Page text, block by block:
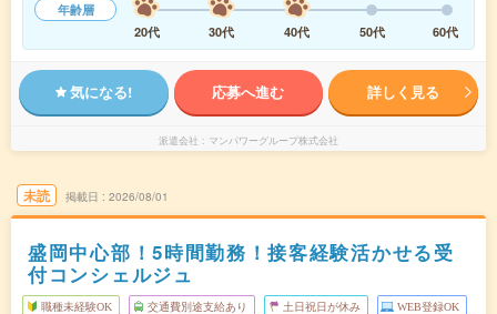
年齢層
20代
30代 40代 50代 60代
気になる! 応募へ進む 詳しく見る
派遣会社 マンパワーグループ株式会社
未読 掲載日 2026/08/01
盛岡中心部！5時間勤務！接客経験活かせる受
付コンシェルジュ
職種未経験OK 交通費別途支給あり 土日祝日が休み WEB登録OK